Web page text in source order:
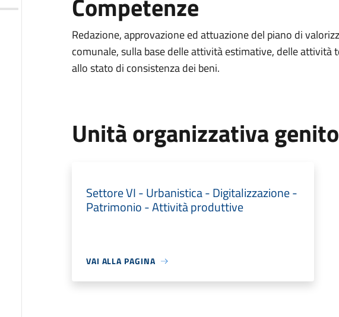
Competenze
Redazione, approvazione ed attuazione del piano di
comunale, sulla base delle attività estimative, delle
allo stato di consistenza dei beni.
Unità organizzativa
Settore VI - Urbanistica - Digitalizzazione -
Patrimonio - Attività produttive
VAI ALLA PAGINA